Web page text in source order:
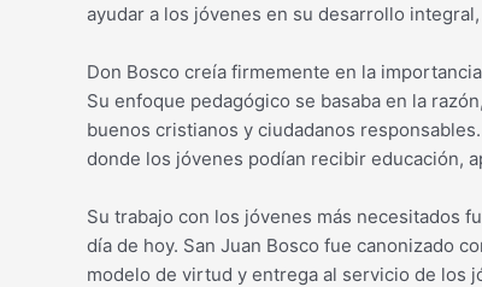
ayudar a los jóvenes en su desarrollo
Don Bosco creía firmemente en la
Su enfoque pedagógico se basaba en la
buenos cristianos y ciudadanos
donde los jóvenes podían recibir educación,
Su trabajo con los jóvenes más necesitados
día de hoy. San Juan Bosco fue canonizado
modelo de virtud y entrega al servicio de los